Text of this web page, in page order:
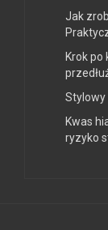
Jak
Krok
Stylowy
Kwas
ryzyko